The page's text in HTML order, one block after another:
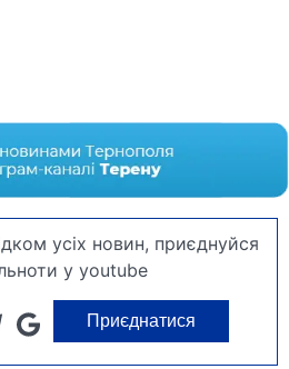
усіх новин, приєднуйся
у youtube
Приєднатися